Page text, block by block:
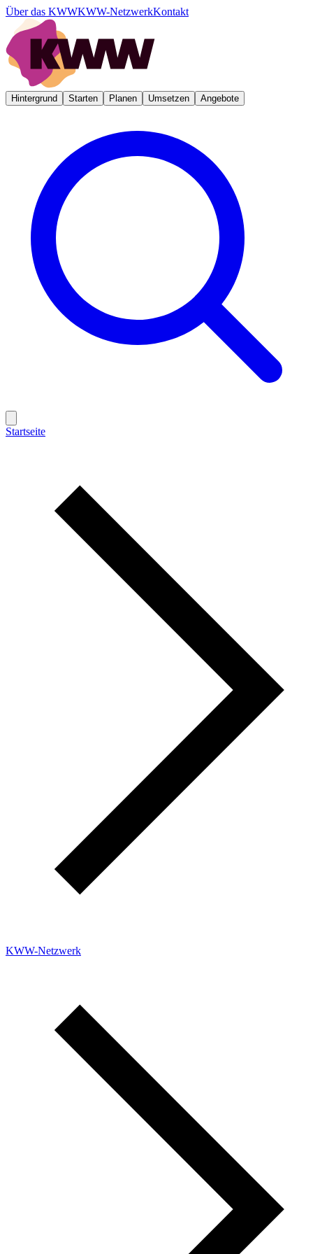
Über das KWWKWW-NetzwerkKontakt
Hintergrund Starten Planen Umsetzen Angebote
Startseite
KWW-Netzwerk